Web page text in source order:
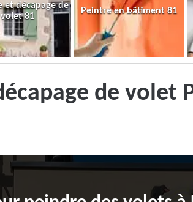
et décapage de
volet 81
Peintre en bâtiment 81
de volet